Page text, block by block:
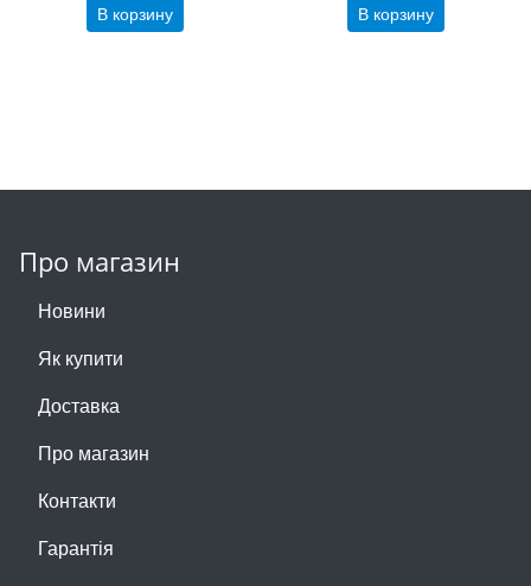
В корзину В корзину
Про магазин
Новини
Як купити
Доставка
Про магазин
Контакти
Гарантія